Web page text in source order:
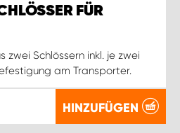
FÜR
zwei Schlössern inkl. je zwei
am Transporter.
HINZUFÜGEN